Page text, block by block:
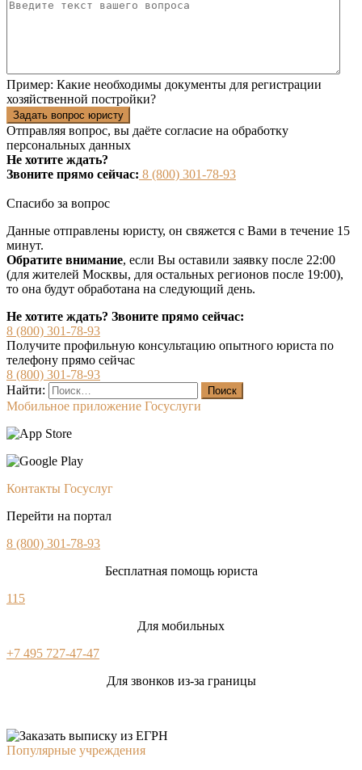
Пример: Какие необходимы документы для регистрации
хозяйственной постройки?
Задать вопрос юристу
Отправляя вопрос, вы даёте согласие на обработку
персональных данных
Не хотите ждать?
Звоните прямо сейчас: 8 (800) 301-78-93
Спасибо за вопрос
Данные отправлены юристу, он свяжется с Вами в течение 15
минут.
Обратите внимание, если Вы оставили заявку после 22:00
(для жителей Москвы, для остальных регионов после 19:00),
то она будут обработана на следующий день.
Не хотите ждать? Звоните прямо сейчас:
8 (800) 301-78-93
Получите профильную консультацию опытного юриста по
телефону прямо сейчас
8 (800) 301-78-93
Найти:
Мобильное приложение Госуслуги
Контакты Госуслуг
Перейти на портал
8 (800) 301-78-93
Бесплатная помощь юриста
115
Для мобильных
+7 495 727-47-47
Для звонков из-за границы
Популярные учреждения